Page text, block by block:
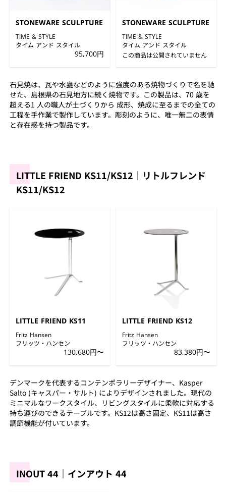
STONEWARE SCULPTURE
TIME & STYLE
タイム アンド スタイル
95,700円
STONEWARE SCULPTURE
TIME & STYLE
タイム アンド スタイル
この商品は公開されていません
石見焼は、瓦や水甕などのように強度のある焼物づくりで名を馳
せた、島根県の石見地方に続く焼物です。この製品は、70 歳を
超える1 人の職人が土づくりから 成形、焼成に至るまでの全ての
工程を手作業で製作しています。彫刻のように、唯一無二の表情
と存在感を持つ製品です。
LITTLE FRIEND KS11/KS12｜リトルフレンド
KS11/KS12
LITTLE FRIEND KS11
Fritz Hansen
フリッツ・ハンセン
130,680円〜
LITTLE FRIEND KS12
Fritz Hansen
フリッツ・ハンセン
83,380円〜
デンマークを代表するコンテンポラリーデザイナー、Kasper
Salto (キャスパー・サルト) によりデザインされました。現代の
ミニマルなワークスタイル、リビングスタイルに柔軟に対応する
持ち運びのできるテーブルです。KS12は高さ固定、KS11は高さ
調節機能が付いています。
INOUT 44｜インアウト 44